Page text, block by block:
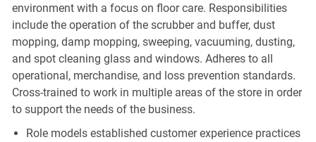
environment with a focus on floor care. Responsibilities
include the operation of the scrubber and buffer, dust
mopping, damp mopping, sweeping, vacuuming, dusting,
and spot cleaning glass and windows. Adheres to all
operational, merchandise, and loss prevention standards.
Cross-trained to work in multiple areas of the store in order
to support the needs of the business.
Role models established customer experience practices